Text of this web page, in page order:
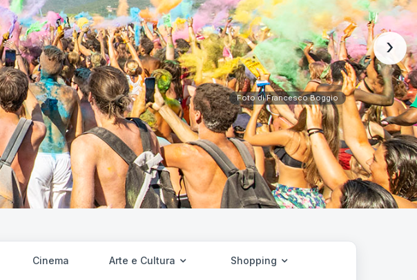
Foto di Francesco Boggio
›
Cinema Arte e Cultura Shopping